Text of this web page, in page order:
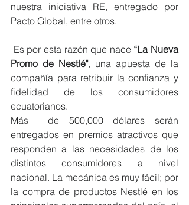
nuestra iniciativa RE, entregado por
Pacto Global, entre otros.
Es por esta razón que nace “La Nueva
Promo de Nestlé", una apuesta de la
compañía para retribuir la confianza y
fidelidad de los consumidores
ecuatorianos.
Más  de 500,000 dólares serán
entregados en premios atractivos que
responden a las necesidades de los
distintos consumidores a nivel
nacional. La mecánica es muy fácil; por
la compra de productos Nestlé en los